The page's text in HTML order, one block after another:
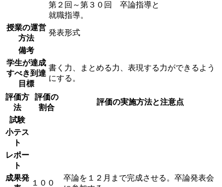
第２回～第３０回 卒論指導と
就職指導。
授業の運営
方法
発表形式
備考
学生が達成
すべき到達
目標
書く力、まとめる力、表現する力ができるよう
にする。
評価方
法
評価の
割合
評価の実施方法と注意点
試験
小テス
ト
レポー
ト
成果発
１００
卒論を１２月まで完成させる。卒論発表会